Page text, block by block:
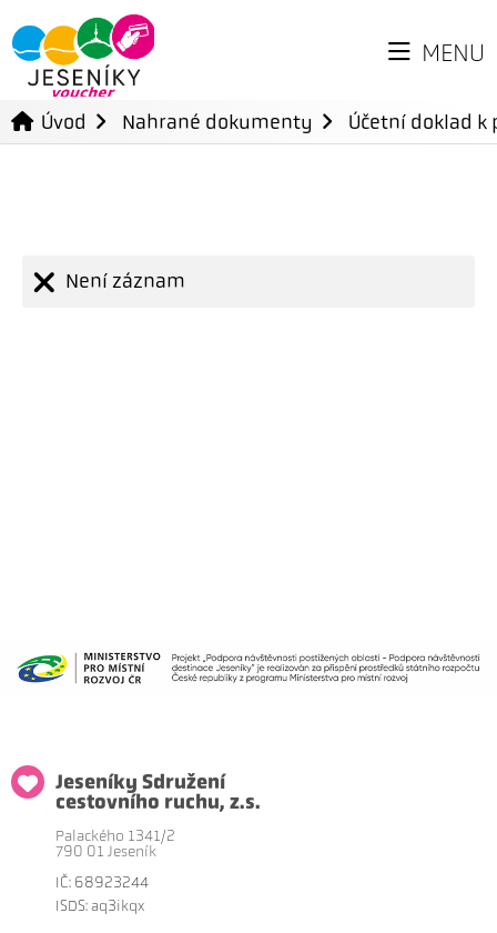
MENU
Úvod Nahrané dokumenty Účetní doklad
Není záznam
Jeseníky Sdružení
cestovního ruchu, z.s.
Palackého 1341/2
790 01 Jeseník
IČ: 68923244
ISDS: aq3ikqx